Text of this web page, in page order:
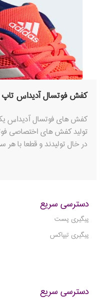
کفش فوتسال آدیداس تاپ
کفش های فوتسال آدیداس
در خال تولیدند و قطعا با
در آنها حاصل می شود. با
می توانید از فعالیت خود
دسترسی سریع
پیگیری پست
پیگیری تیپاکس
دسترسی سریع